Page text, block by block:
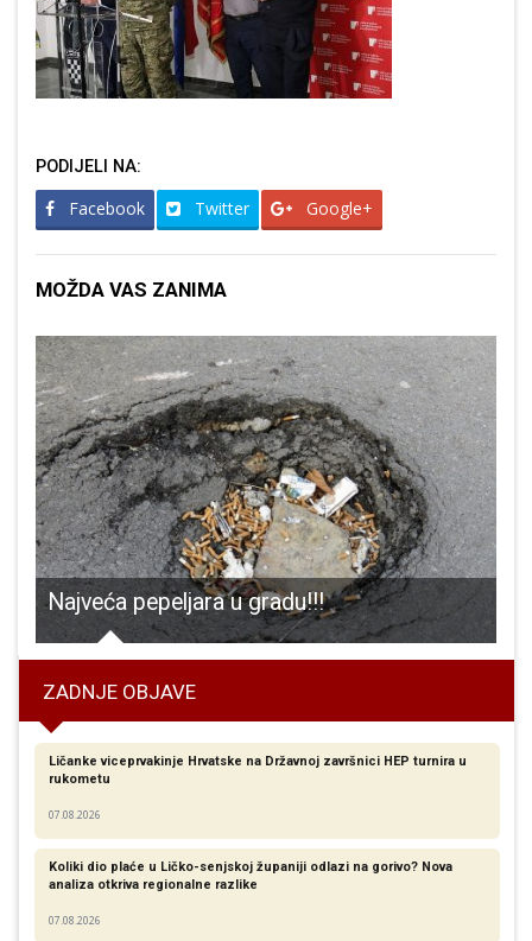
PODIJELI NA:
Facebook Twitter Google+
MOŽDA VAS ZANIMA
Najveća pepeljara u gradu!!!
ZADNJE OBJAVE
Ličanke viceprvakinje Hrvatske na Državnoj završnici HEP turnira u
rukometu
07.08.2026
Koliki dio plaće u Ličko-senjskoj županiji odlazi na gorivo? Nova
analiza otkriva regionalne razlike​
07.08.2026